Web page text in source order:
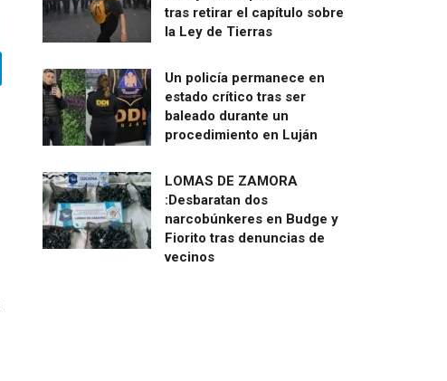
tras retirar el capítulo sobre
la Ley de Tierras
Un policía permanece en
estado crítico tras ser
baleado durante un
procedimiento en Luján
LOMAS DE ZAMORA
:Desbaratan dos
narcobúnkeres en Budge y
Fiorito tras denuncias de
vecinos